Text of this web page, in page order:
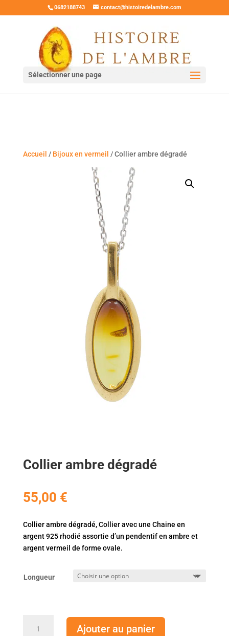
0682188743 contact@histoiredelambre.com
Sélectionner une page
Accueil / Bijoux en vermeil / Collier ambre dégradé
Collier ambre dégradé
55,00 €
Collier ambre dégradé, Collier avec une Chaine en
argent 925 rhodié assortie d’un pendentif en ambre et
argent vermeil de forme ovale.
Longueur
Ajouter au panier